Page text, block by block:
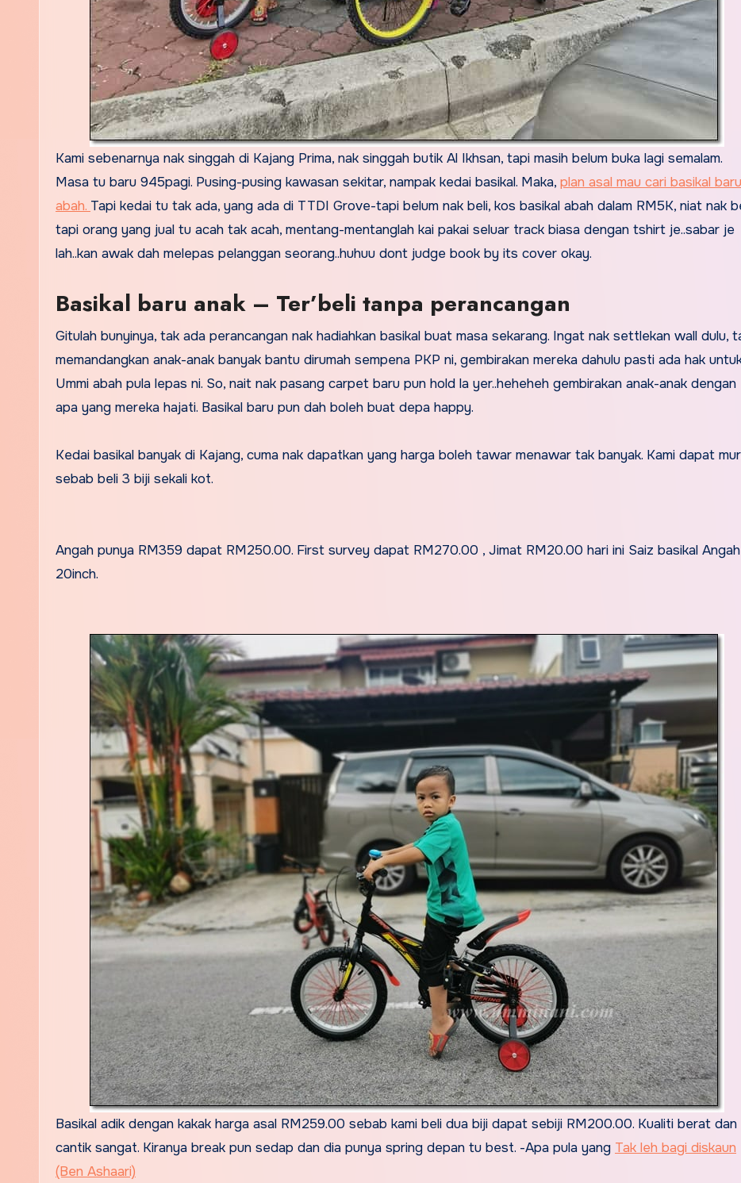
Kami sebenarnya nak singgah di Kajang Prima, nak singgah butik Al Ikhsan, tapi masih belum buka lagi semalam.
Masa tu baru 945pagi. Pusing-pusing kawasan sekitar, nampak kedai basikal. Maka, plan asal mau cari basikal baru
abah. Tapi kedai tu tak ada, yang ada di TTDI Grove-tapi belum nak beli, kos basikal abah dalam RM5K, niat nak
tapi orang yang jual tu acah tak acah, mentang-mentanglah kai pakai seluar track biasa dengan tshirt je..sabar je
lah..kan awak dah melepas pelanggan seorang..huhuu dont judge book by its cover okay.
Basikal baru anak – Ter’beli tanpa perancangan
Gitulah bunyinya, tak ada perancangan nak hadiahkan basikal buat masa sekarang. Ingat nak settlekan wall dulu,
memandangkan anak-anak banyak bantu dirumah sempena PKP ni, gembirakan mereka dahulu pasti ada hak
Ummi abah pula lepas ni. So, nait nak pasang carpet baru pun hold la yer..heheheh gembirakan anak-anak dengan
apa yang mereka hajati. Basikal baru pun dah boleh buat depa happy.
Kedai basikal banyak di Kajang, cuma nak dapatkan yang harga boleh tawar menawar tak banyak. Kami dapat
sebab beli 3 biji sekali kot.
Angah punya RM359 dapat RM250.00. First survey dapat RM270.00 , Jimat RM20.00 hari ini Saiz basikal Angah
20inch.
Basikal adik dengan kakak harga asal RM259.00 sebab kami beli dua biji dapat sebiji RM200.00. Kualiti berat dan
cantik sangat. Kiranya break pun sedap dan dia punya spring depan tu best. -Apa pula yang Tak leh bagi diskaun
(Ben Ashaari)